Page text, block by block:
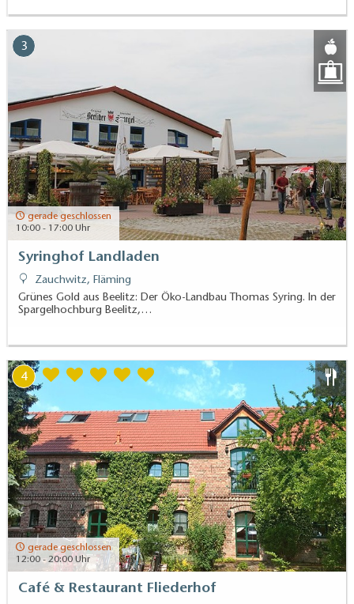
3
gerade geschlossen
10:00 - 17:00 Uhr
Syringhof Landladen
Zauchwitz, Fläming
Grünes Gold aus Beelitz: Der Öko-Landbau Thomas Syring. In der
Spargelhochburg Beelitz,…
4
gerade geschlossen
12:00 - 20:00 Uhr
Café & Restaurant Fliederhof